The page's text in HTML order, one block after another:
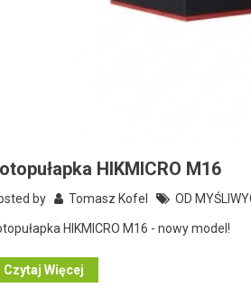
HIKMICRO M16
by Tomasz Kofel OD
HIKMICRO M16 - nowy model!
Czytaj Więcej